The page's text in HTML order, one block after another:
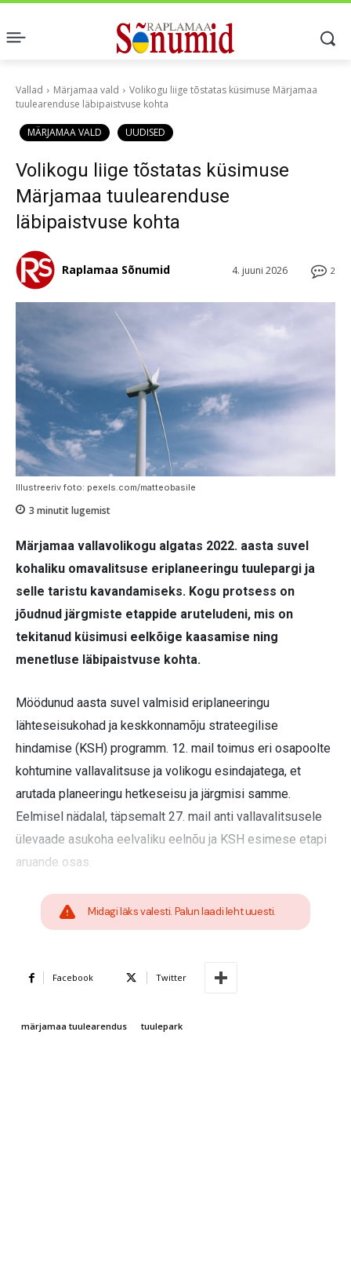
Vallad Märjamaa vald
Volikogu liige tõstatas küsimuse Märjamaa
tuulearenduse läbipaistvuse kohta
MÄRJAMAA VALD UUDISED
Volikogu liige tõstatas küsimuse
Märjamaa tuulearenduse
läbipaistvuse kohta
2
4. juuni 2026
Raplamaa Sõnumid
Illustreeriv foto: pexels.com/matteobasile
3 minutit lugemist
Märjamaa vallavolikogu algatas 2022. aasta suvel
kohaliku omavalitsuse eriplaneeringu tuulepargi ja
selle taristu kavandamiseks. Kogu protsess on
jõudnud järgmiste etappide aruteludeni, mis on
tekitanud küsimusi eelkõige kaasamise ning
menetluse läbipaistvuse kohta.
Möödunud aasta suvel valmisid eriplaneeringu
lähteseisukohad ja keskkonnamõju strateegilise
hindamise (KSH) programm. 12. mail toimus eri osapoolte
kohtumine vallavalitsuse ja volikogu esindajatega, et
arutada planeeringu hetkeseisu ja järgmisi samme.
Eelmisel nädalal, täpsemalt 27. mail anti vallavalitsusele
ülevaade asukoha eelvaliku eelnõu ja KSH esimese etapi
aruande osas.
Midagi läks valesti. Palun laadi leht uuesti.
Facebook Twitter
märjamaa tuulearendus tuulepark